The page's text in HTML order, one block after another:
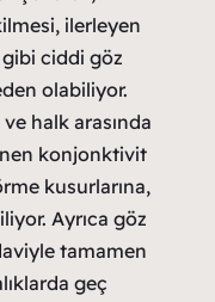
ilerleyen
gibi ciddi göz
olabiliyor.
halk arasında
konjonktivit
kusurlarına,
Ayrıca göz
tamamen
geç